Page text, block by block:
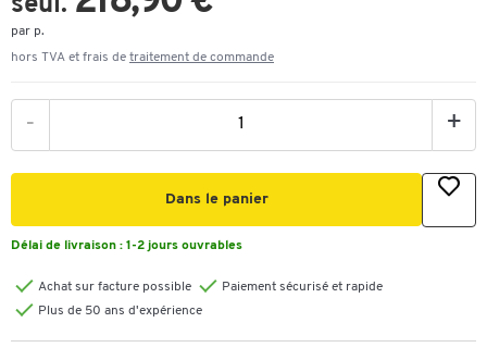
seul.
par p.
hors TVA et frais de traitement de commande
- +
Dans le panier
Délai de livraison : 1-2 jours ouvrables
Achat sur facture possible
Paiement sécurisé et rapide
Plus de 50 ans d'expérience